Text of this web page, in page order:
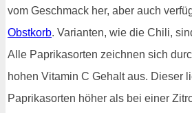
vom Geschmack her, aber auch
Obstkorb. Varianten, wie die Chili,
Alle Paprikasorten zeichnen sich
hohen Vitamin C Gehalt aus. Dieser
Paprikasorten höher als bei einer